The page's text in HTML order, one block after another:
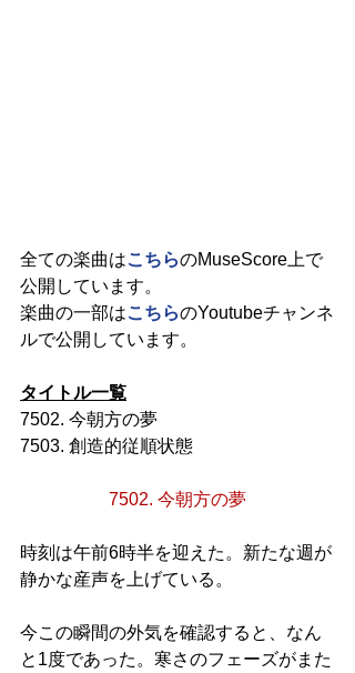
全ての楽曲はこちらのMuseScore上で
公開しています。
楽曲の一部はこちらのYoutubeチャンネ
ルで公開しています。
タイトル一覧
7502. 今朝方の夢
7503. 創造的従順状態
7502. 今朝方の夢
時刻は午前6時半を迎えた。新たな週が
静かな産声を上げている。
今この瞬間の外気を確認すると、なん
と1度であった。寒さのフェーズがまた